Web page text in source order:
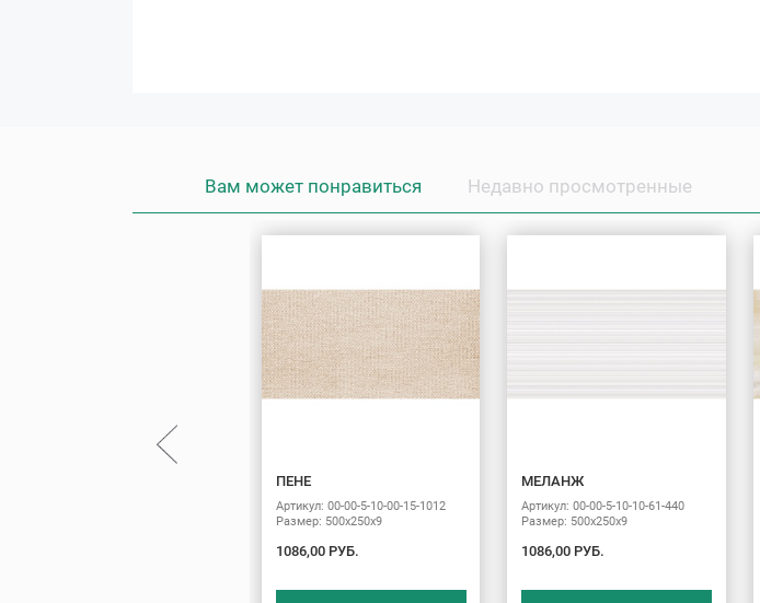
Вам может понравиться Недавно просмотренные
ПЕНЕ
Артикул: 00-00-5-10-00-15-1012
Размер: 500х250х9
1086,00 РУБ.
МЕЛАНЖ
Артикул: 00-00-5-10-10-61-440
Размер: 500х250х9
1086,00 РУБ.